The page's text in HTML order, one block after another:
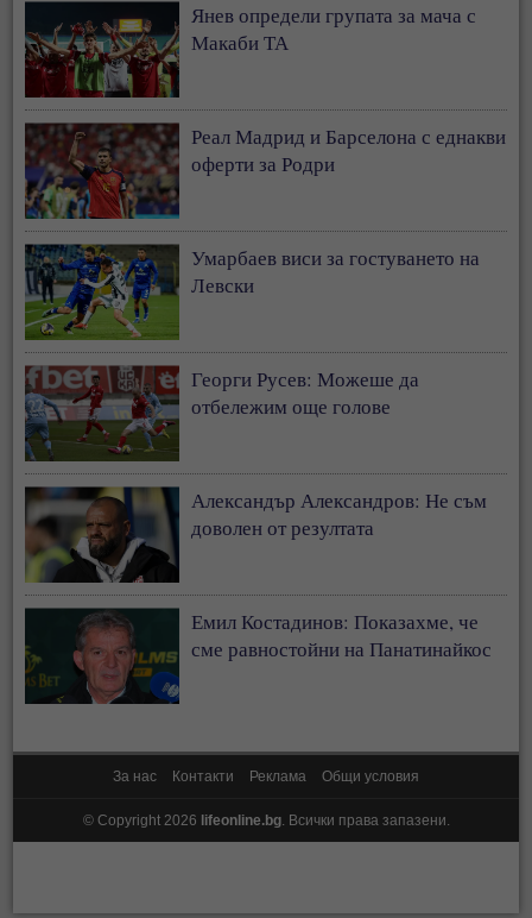
Янев определи групата за мача с
Макаби ТА
Реал Мадрид и Барселона с еднакви
оферти за Родри
Умарбаев виси за гостуването на
Левски
Георги Русев: Можеше да
отбележим още голове
Александър Александров: Не съм
доволен от резултата
Емил Костадинов: Показахме, че
сме равностойни на Панатинайкос
За нас Контакти Реклама Общи условия
© Copyright 2026 lifeonline.bg. Всички права запазени.